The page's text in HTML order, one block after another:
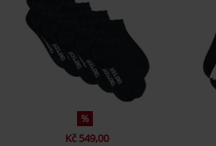
%
Kč 549,00